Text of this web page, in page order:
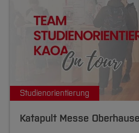
Studienorientierung
Katapult Messe